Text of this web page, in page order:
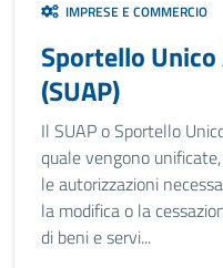
IMPRESE E COMMERCIO
Sportello
(SUAP)
Il SUAP o Sportello
quale vengono
le autorizzazioni
la modifica o la
di beni e servi...